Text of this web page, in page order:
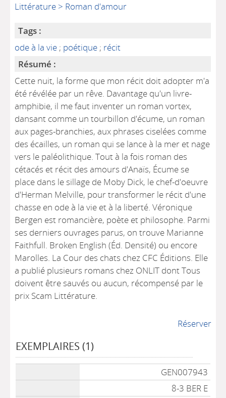
Littérature > Roman d'amour
Tags :
ode à la vie ; poétique ; récit
Résumé :
Cette nuit, la forme que mon récit doit adopter m'a
été révélée par un rêve. Davantage qu'un livre-
amphibie, il me faut inventer un roman vortex,
dansant comme un tourbillon d'écume, un roman
aux pages-branchies, aux phrases ciselées comme
des écailles, un roman qui se lance à la mer et nage
vers le paléolithique. Tout à la fois roman des
cétacés et récit des amours d'Anaïs, Écume se
place dans le sillage de Moby Dick, le chef-d'oeuvre
d'Herman Melville, pour transformer le récit d'une
chasse en ode à la vie et à la liberté. Véronique
Bergen est romancière, poète et philosophe. Parmi
ses derniers ouvrages parus, on trouve Marianne
Faithfull. Broken English (Éd. Densité) ou encore
Marolles. La Cour des chats chez CFC Éditions. Elle
a publié plusieurs romans chez ONLIT dont Tous
doivent être sauvés ou aucun, récompensé par le
prix Scam Littérature.
Réserver
EXEMPLAIRES (1)
GEN007943
8-3 BER E